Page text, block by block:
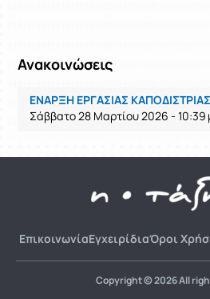
Ανακοινώσεις
ΕΝΑΡΞΗ ΕΡΓΑΣΙΑΣ ΚΑΠΟΔΙΣΤΡΙΑΣ
Σάββατο 28 Μαρτίου 2026 - 10:39
ΕπικοινωνίαΕγχειρίδιαΌροι
Copyright © 2026 All